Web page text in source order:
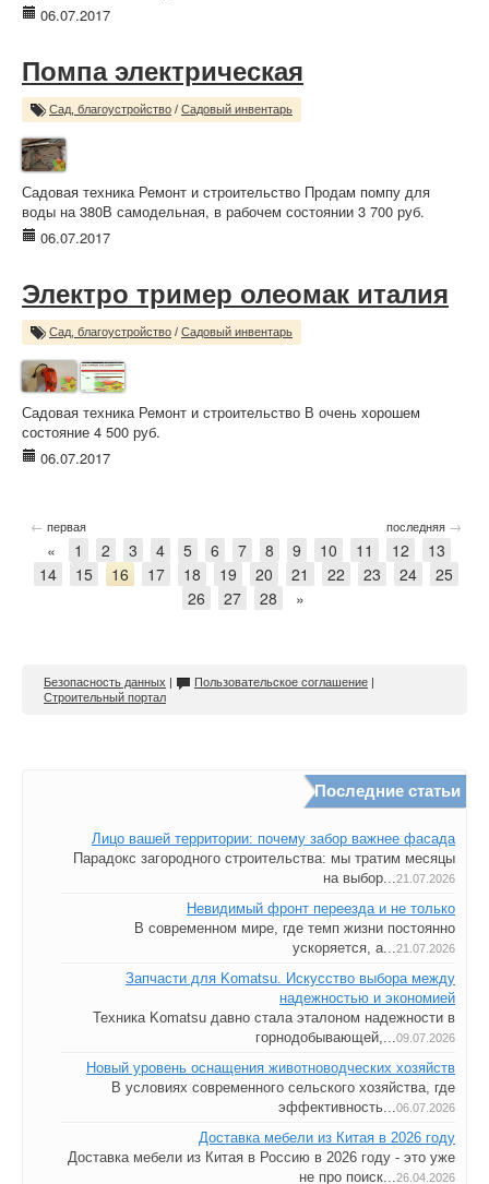
06.07.2017
Помпа электрическая
Сад, благоустройство / Садовый инвентарь
Садовая техника Ремонт и строительство Продам помпу для
воды на 380В самодельная, в рабочем состоянии 3 700 руб.
06.07.2017
Электро тример олеомак италия
Сад, благоустройство / Садовый инвентарь
Садовая техника Ремонт и строительство В очень хорошем
состояние 4 500 руб.
06.07.2017
← первая последняя →
« 1 2 3 4 5 6 7 8 9 10 11 12
13
14
15 16 17 18 19 20 21 22 23 24
25
26
27 28 »
Безопасность данных | Пользовательское соглашение |
Строительный портал
Последние статьи
Лицо вашей территории: почему забор важнее фасада
Парадокс загородного строительства: мы тратим месяцы
на выбор...21.07.2026
Невидимый фронт переезда и не только
В современном мире, где темп жизни постоянно
ускоряется, а...21.07.2026
Запчасти для Komatsu. Искусство выбора между
надежностью и экономией
Техника Komatsu давно стала эталоном надежности в
горнодобывающей,...09.07.2026
Новый уровень оснащения животноводческих хозяйств
В условиях современного сельского хозяйства, где
эффективность...06.07.2026
Доставка мебели из Китая в 2026 году
Доставка мебели из Китая в Россию в 2026 году - это уже
не про поиск...26.04.2026